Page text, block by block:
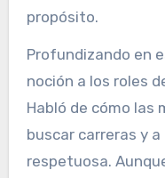
propósito.
Profundizando en
noción a los roles
Habló de cómo las
buscar carreras y
respetuosa.